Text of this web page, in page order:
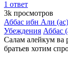
1 ответ
3k просмотров
Аббас ибн Али (ас)
Убеждения Аббас
Салам алейкум ва
братьев хотим